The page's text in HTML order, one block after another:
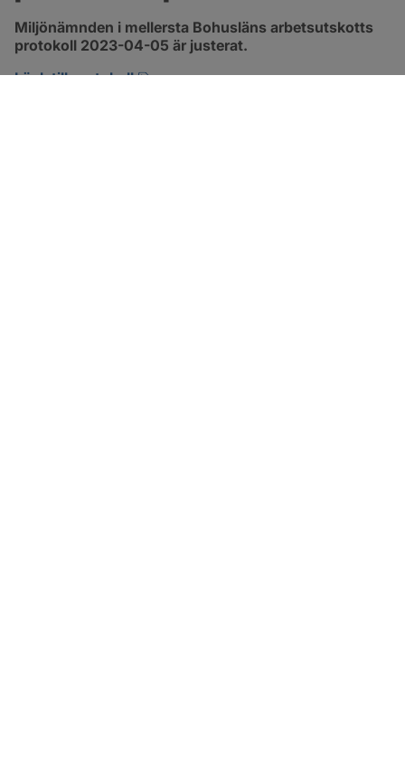
Miljönämnden i mellersta Bohusläns arbetsutskotts
protokoll 2023-04-05 är justerat.
Länk till protokoll
pdf, 257.8 kB, öppnas i nytt fönster.